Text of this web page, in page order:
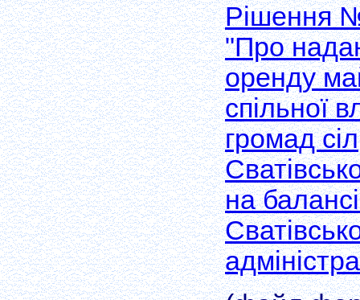
Рішення
"Про
оренду
спільної
громад
на